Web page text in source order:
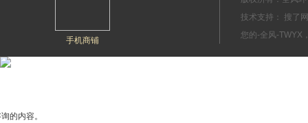
手机商铺
技术支持： 搜
您的-全风-TWYX
的内容。